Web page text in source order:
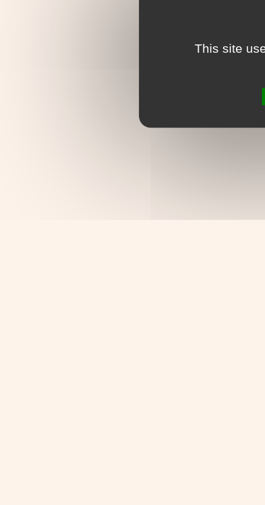
This site